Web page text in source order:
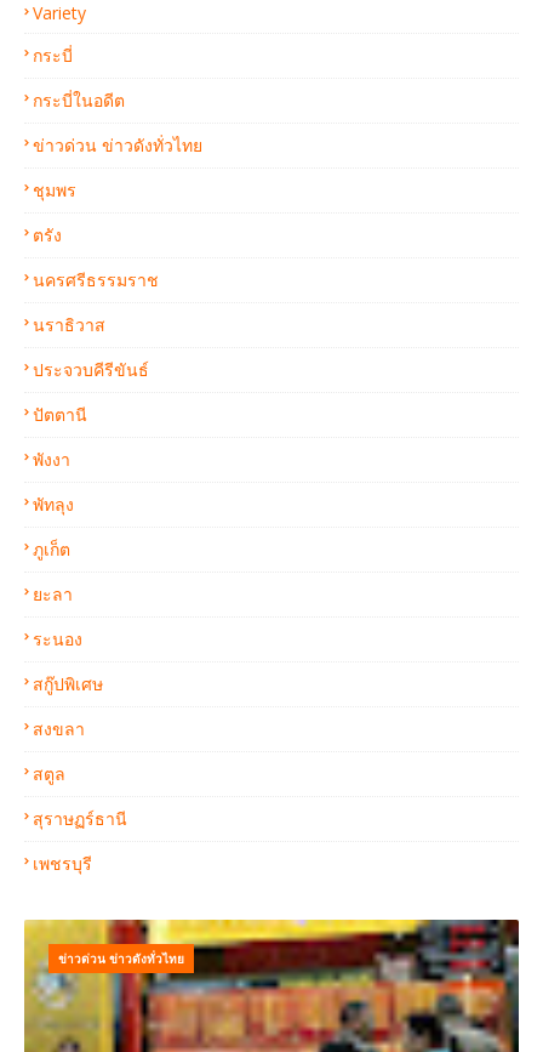
Variety
กระบี่
กระบี่ในอดีต
ข่าวด่วน ข่าวดังทั่วไทย
ชุมพร
ตรัง
นครศรีธรรมราช
นราธิวาส
ประจวบคีรีขันธ์
ปัตตานี
พังงา
พัทลุง
ภูเก็ต
ยะลา
ระนอง
สกู๊ปพิเศษ
สงขลา
สตูล
สุราษฏร์ธานี
เพชรบุรี
ข่าวด่วน ข่าวดังทั่วไทย